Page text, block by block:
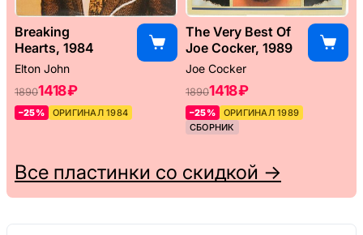
Breaking
Hearts, 1984
Elton John
18901418 ₽
–25% ОРИГИНАЛ 1984
The Very Best Of
Joe Cocker, 1989
Joe Cocker
18901418 ₽
–25%
ОРИГИНАЛ 1989
СБОРНИК
Все пластинки со скидкой →